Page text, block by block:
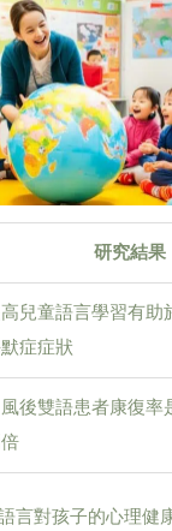
研究結果
兒童語言學習有助
症症狀
後雙語患者康復率
言對孩子的心理健